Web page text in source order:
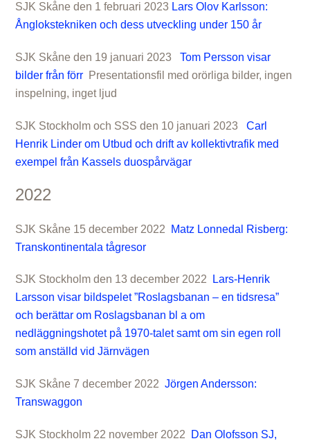
SJK Skåne den 1 februari 2023 Lars Olov Karlsson:
Ånglokstekniken och dess utveckling under 150 år
SJK Skåne den 19 januari 2023Tom Persson visar
bilder från förr Presentationsfil med orörliga bilder, ingen
inspelning, inget ljud
SJK Stockholm och SSS den 10 januari 2023Carl
Henrik Linder om Utbud och drift av kollektivtrafik med
exempel från Kassels duospårvägar
2022
SJK Skåne 15 december 2022 Matz Lonnedal Risberg:
Transkontinentala tågresor
SJK Stockholm den 13 december 2022
Lars-Henrik
Larsson visar bildspelet ”Roslagsbanan – en tidsresa”
och berättar om Roslagsbanan bl a om
nedläggningshotet på 1970-talet samt om sin egen roll
som anställd vid Järnvägen
SJK Skåne 7 december 2022Jörgen Andersson:
Transwaggon
SJK Stockholm 22 november 2022 Dan Olofsson SJ,